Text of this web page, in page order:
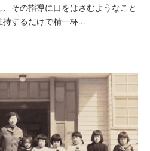
その指導に口をはさむようなこと
するだけで精一杯...